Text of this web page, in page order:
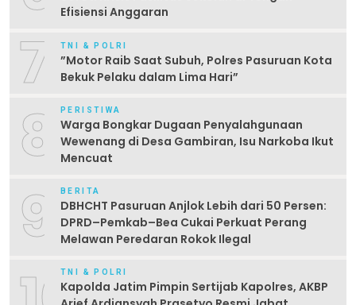
Efisiensi Anggaran
7 TNI & POLRI
‎”Motor Raib Saat Subuh, Polres Pasuruan Kota
Bekuk Pelaku dalam Lima Hari” ‎
8 PERISTIWA
Warga Bongkar Dugaan Penyalahgunaan
Wewenang di Desa Gambiran, Isu Narkoba Ikut
Mencuat
9 BERITA
DBHCHT Pasuruan Anjlok Lebih dari 50 Persen:
DPRD–Pemkab–Bea Cukai Perkuat Perang
Melawan Peredaran Rokok Ilegal
TNI & POLRI
Kapolda Jatim Pimpin Sertijab Kapolres, AKBP